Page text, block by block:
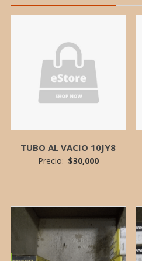
TUBO AL VACIO 10JY8
Precio: $30,000